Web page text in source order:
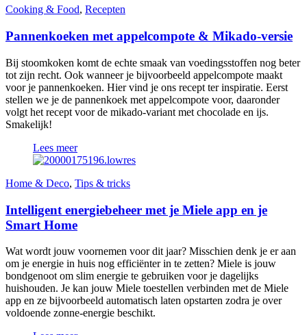
Cooking & Food, Recepten
Pannenkoeken met appelcompote & Mikado-versie
Bij stoomkoken komt de echte smaak van voedingsstoffen nog beter
tot zijn recht. Ook wanneer je bijvoorbeeld appelcompote maakt
voor je pannenkoeken. Hier vind je ons recept ter inspiratie. Eerst
stellen we je de pannenkoek met appelcompote voor, daaronder
volgt het recept voor de mikado-variant met chocolade en ijs.
Smakelijk!
Lees meer
Home & Deco, Tips & tricks
Intelligent energiebeheer met je Miele app en je
Smart Home
Wat wordt jouw voornemen voor dit jaar? Misschien denk je er aan
om je energie in huis nog efficiënter in te zetten? Miele is jouw
bondgenoot om slim energie te gebruiken voor je dagelijks
huishouden. Je kan jouw Miele toestellen verbinden met de Miele
app en ze bijvoorbeeld automatisch laten opstarten zodra je over
voldoende zonne-energie beschikt.